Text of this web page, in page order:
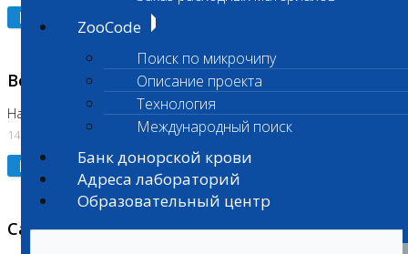
ZooCode
Поиск по микрочипу
Описание проекта
Технология
Международный поиск
Банк донорской крови
Адреса лабораторий
Образовательный центр
Подробнее
Возобновлено выполнение исследования
На Нагорной (Код 157)
14.07.2026
Подробнее
Санитарный день